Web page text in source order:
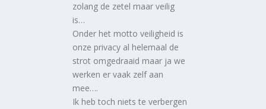
zolang de zetel maar veilig
is…
Onder het motto veiligheid is
onze privacy al helemaal de
strot omgedraaid maar ja we
werken er vaak zelf aan
mee….
Ik heb toch niets te verbergen